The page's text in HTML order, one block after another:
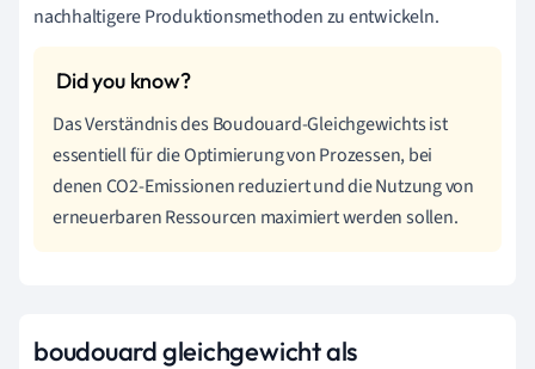
nachhaltigere Produktionsmethoden zu entwickeln.
Das Verständnis des Boudouard-Gleichgewichts ist
essentiell für die Optimierung von Prozessen, bei
denen CO2-Emissionen reduziert und die Nutzung von
erneuerbaren Ressourcen maximiert werden sollen.
boudouard gleichgewicht als